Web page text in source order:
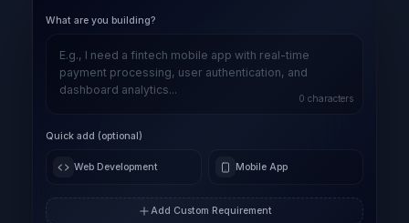
What are you building?
0 characters
Quick add (optional)
Web Development Mobile App
Add Custom Requirement